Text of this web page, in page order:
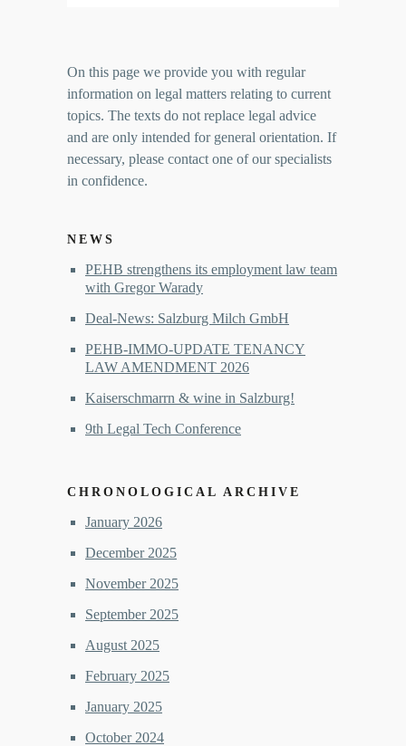
On this page we provide you with regular
information on legal matters relating to current
topics. The texts do not replace legal advice
and are only intended for general orientation. If
necessary, please contact one of our specialists
in confidence.
NEWS
PEHB strengthens its employment law team
with Gregor Warady
Deal-News: Salzburg Milch GmbH
PEHB-IMMO-UPDATE TENANCY
LAW AMENDMENT 2026
Kaiserschmarrn & wine in Salzburg!
9th Legal Tech Conference
CHRONOLOGICAL ARCHIVE
January 2026
December 2025
November 2025
September 2025
August 2025
February 2025
January 2025
October 2024